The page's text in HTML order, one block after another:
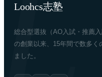
Loohcs志塾
総合型選抜（AO入試・推薦
の創業以来、15年間で数多く
ました。